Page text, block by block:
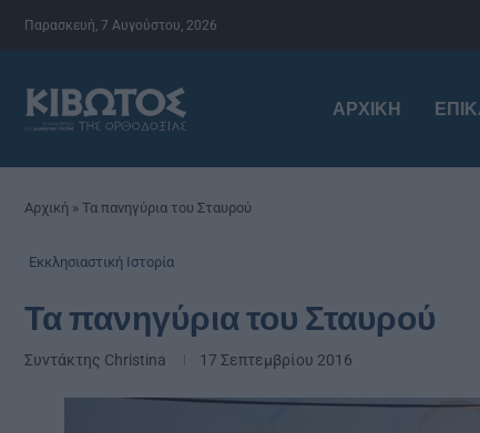
Παρασκευή, 7 Αυγούστου, 2026
ΑΡΧΙΚΉ
Αρχική » Τα πανηγύρια του Σταυρού
Εκκλησιαστική Ιστορία
Τα πανηγύρια του Σταυρού
Συντάκτης Christina 17 Σεπτεμβρίου 2016